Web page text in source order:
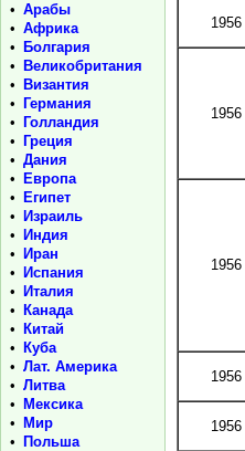
• Арабы
• Африка
•
Болгария
•
Великобритания
•
Византия
•
Германия
•
Голландия
•
Греция
• Дания
•
Европа
•
Египет
•
Израиль
•
Индия
•
Иран
•
Испания
•
Италия
•
Канада
•
Китай
•
Куба
• Лат. Америка
• Литва
•
Мексика
•
Мир
•
Польша
1956
1956
1956
1956
1956